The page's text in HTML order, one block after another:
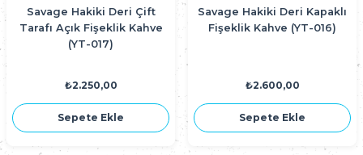
Savage Hakiki Deri Çift
Tarafı Açık Fişeklik Kahve
(YT-017)
₺2.250,00
Sepete Ekle
Savage Hakiki Deri Kapaklı
Fişeklik Kahve (YT-016)
₺2.600,00
Sepete Ekle